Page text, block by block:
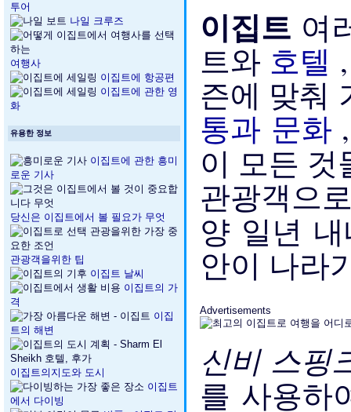
투어
나일 크루즈
여행사
이집트에 항공편
이집트에 관한 영
화
유용한 정보
이집트에 관한 흥미
로운 기사
당신은 이집트에서 볼 필요가 무엇
관광객을위한 팁
이집트 날씨
이집트의 가
격
이집
트의 해변
이집트의지도와 도시
이집트
에서 다이빙
이집트 여
트와 호텔
즌에 맞춰
통과 문화
이 모든
관광객으
양 일년
안이 나라
Advertisements
신비 스핑
를 사용하